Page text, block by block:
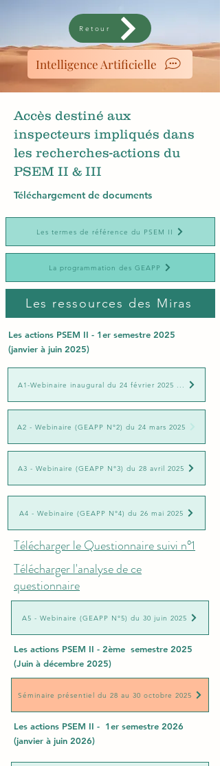
Retour
Intelligence Artificielle
Accès destiné aux
inspecteurs impliqués dans
les recherches-actions du
PSEM II & III
Téléchargement de documents
Les termes de référence du PSEM II
La programmation des GEAPP
Les ressources des Miras
Les actions PSEM II - 1er semestre 2025
(janvier à juin 2025)
A1-Webinaire inaugural du 24 février 2025 ...
A2 - Webinaire (GEAPP N°2) du 24 mars 2025
A3 - Webinaire (GEAPP N°3) du 28 avril 2025
A4 - Webinaire (GEAPP N°4) du 26 mai 2025
Télécharger le Questionnaire suivi n°1
Télécharger l'analyse de ce
questionnaire
A5 - Webinaire (GEAPP N°5) du 30 juin 2025
Les actions PSEM II - 2ème semestre 2025
(Juin à décembre 2025)
Séminaire présentiel du 28 au 30 octobre 2025
Les actions PSEM II - 1er semestre 2026
(janvier à juin 2026)